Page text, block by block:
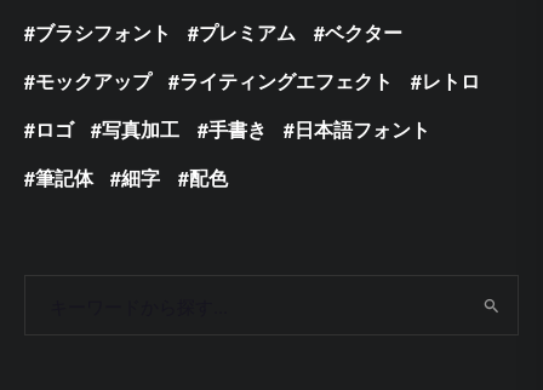
ブラシフォント
プレミアム
ベクター
モックアップ
ライティングエフェクト
レトロ
ロゴ
写真加工 手書き
日本語フォント
筆記体
細字 配色